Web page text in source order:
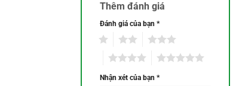
Thêm đánh giá
Đánh giá của bạn *
Nhận xét của bạn *